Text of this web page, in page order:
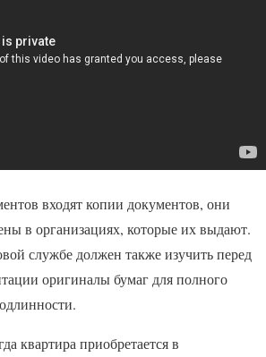
входят копии документов, они
в организациях, которые их выдают.
службе должен также изучить перед
оригиналы бумаг для полного
квартира приобретается в